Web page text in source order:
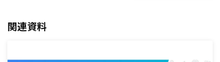
関連資料